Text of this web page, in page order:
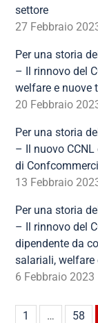
settore
27 Febbraio
Per una storia
– Il rinnovo del
welfare e nuove
20 Febbraio
Per una storia
– Il nuovo
di
13 Febbraio
Per una storia
– Il rinnovo del
dipendente da
salariali, welfare
6 Febbraio 2023
1 … 58